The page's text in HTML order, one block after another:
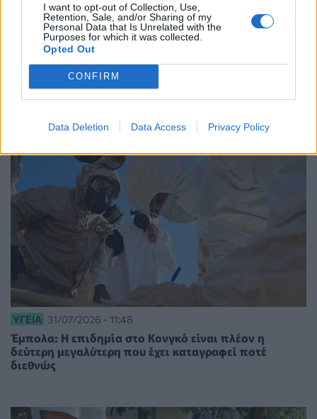
I want to opt-out of Collection, Use,
Retention, Sale, and/or Sharing of my
Personal Data that Is Unrelated with the
Purposes for which it was collected.
Opted Out
CONFIRM
Data Deletion Data Access Privacy Policy
ΕΠΙΚΑΙΡΌΤΗΤΑ 04/08/2026 - 13:35
Κυκλοσπορίαση: Με υποκείμενα νοσήματα οι δύο
πρώτοι νεκροί στις ΗΠΑ - 17.000 κρούσματα
ΥΓΕΊΑ 31/07/2026 - 11:48
Έμπολα: Η επιδημία στο Κονγκό είναι πλέον η
δεύτερη μεγαλύτερη που έχει καταγραφεί ποτέ
διεθνώς